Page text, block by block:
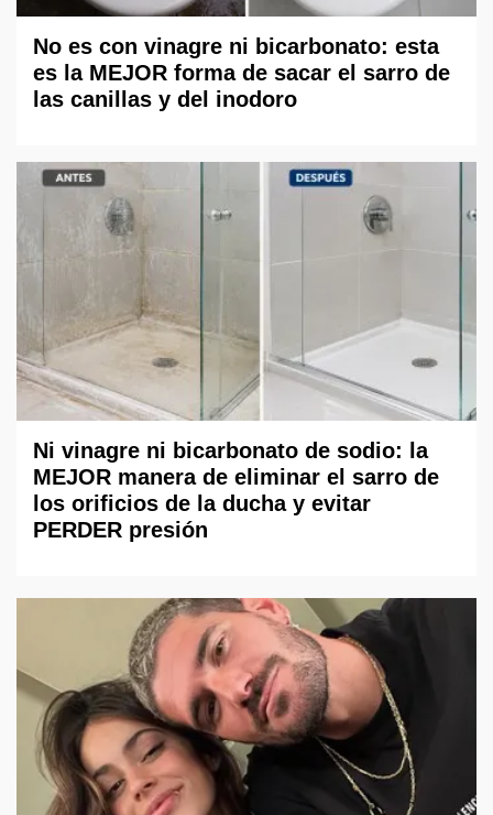
No es con vinagre ni bicarbonato: esta
es la MEJOR forma de sacar el sarro de
las canillas y del inodoro
Ni vinagre ni bicarbonato de sodio: la
MEJOR manera de eliminar el sarro de
los orificios de la ducha y evitar
PERDER presión